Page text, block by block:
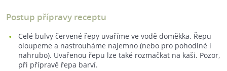
Postup přípravy receptu
Celé bulvy červené řepy uvaříme ve vodě doměkka. Řepu
oloupeme a nastrouháme najemno (nebo pro pohodlné i
nahrubo). Uvařenou řepu lze také rozmačkat na kaši. Pozor,
při přípravě řepa barví.